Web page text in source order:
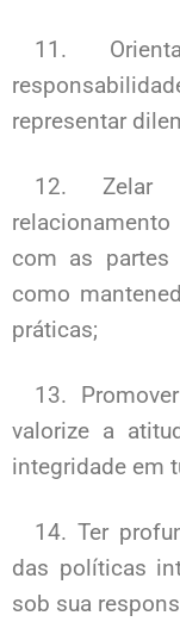
11.
representar
12. Zelar
com as partes
como
práticas;
13.
valorize a
integridade em
14. Ter
das políticas
sob sua